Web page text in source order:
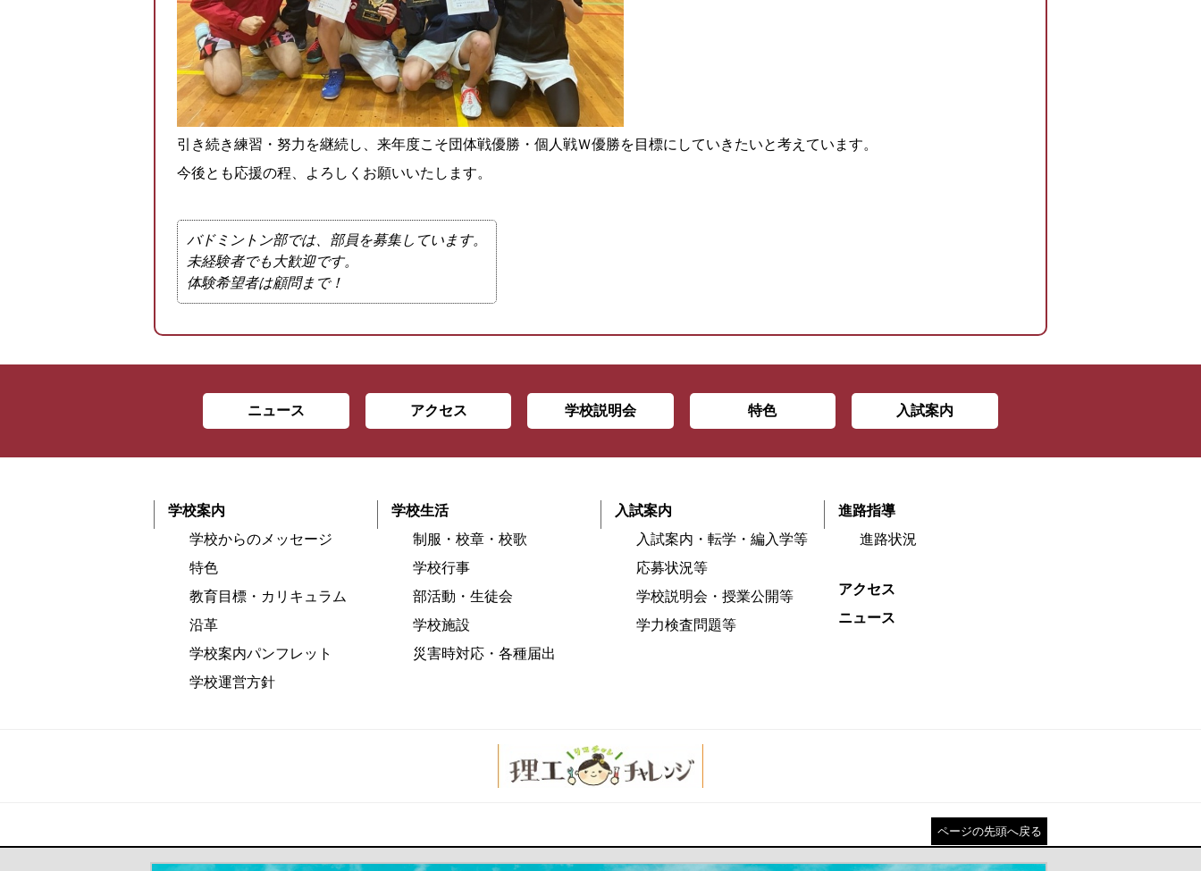
引き続き練習・努力を継続し、来年度こそ団体戦優勝・個人戦Ｗ優勝を目標にしていきたいと考えています。
今後とも応援の程、よろしくお願いいたします。
バドミントン部では、部員を募集しています。
未経験者でも大歓迎です。
体験希望者は顧問まで！
ニュース アクセス 学校説明会 特色 入試案内
学校案内
学校からのメッセージ
特色
教育目標・カリキュラム
沿革
学校案内パンフレット
学校運営方針
学校生活
制服・校章・校歌
学校行事
部活動・生徒会
学校施設
災害時対応・各種届出
入試案内
入試案内・転学・編入学等
応募状況等
学校説明会・授業公開等
学力検査問題等
進路指導
進路状況
アクセス
ニュース
ページの先頭へ戻る